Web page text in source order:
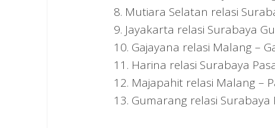
8. Mutiara Selatan relasi
9. Jayakarta relasi Surabaya
10. Gajayana relasi Malang –
11. Harina relasi Surabaya
12. Majapahit relasi Malang –
13. Gumarang relasi